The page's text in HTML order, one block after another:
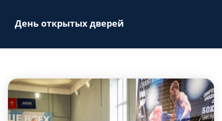
Преподавателям
Слушателям
Партнерам
День открытых дверей